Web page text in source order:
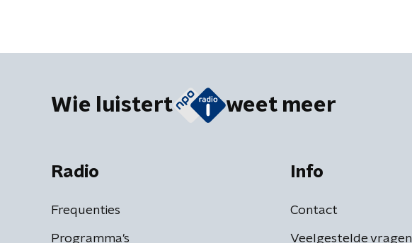
Wie luistert weet meer
Radio
Frequenties
Programma's
Info
Contact
Veelgestelde vragen